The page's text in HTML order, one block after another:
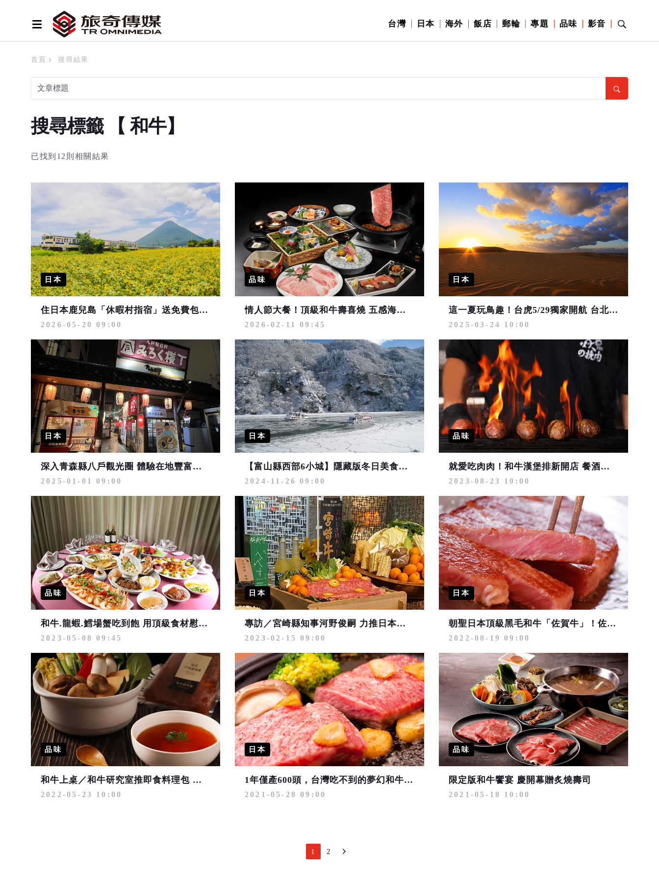
台灣 日本 海外 飯店 郵輪 專題 品味 影音
首頁 搜尋結果
搜尋標籤 【 和牛】
已找到12則相關結果
日本
住日本鹿兒島「休暇村指宿」送免費包車行程賞向日葵花海 大啖鹿兒島鰻魚與黑牛雙饗宴
2026-05-20 09:00
品味
情人節大餐！頂級和牛壽喜燒 五感海陸饗宴的浪漫時光
2026-02-11 09:45
日本
這一夏玩鳥趣！台虎5/29獨家開航 台北直飛鳥取全新航線
2025-03-24 10:00
日本
深入青森縣八戶觀光圈 體驗在地豐富魅力
2025-01-01 09:00
日本
【富山縣西部6小城】隱藏版冬日美食&雪景再發現
2024-11-26 09:00
品味
就愛吃肉肉！和牛漢堡排新開店 餐酒館「日本A5和牛角切」免費送
2023-08-23 10:00
品味
和牛.龍蝦.鱈場蟹吃到飽 用頂級食材慰勞媽咪
2023-05-08 09:45
日本
專訪／宮崎縣知事河野俊嗣 力推日本第一宮崎牛、體驗單車、高爾夫
2023-02-15 09:00
日本
朝聖日本頂級黑毛和牛「佐賀牛」！佐賀市3家必吃餐廳一次看
2022-08-19 09:00
品味
和牛上桌／和牛研究室推即食料理包 變身自煮管理美食家
2022-05-23 10:00
日本
1年僅產600頭，台灣吃不到的夢幻和牛「平戶牛」
2021-05-28 09:00
品味
限定版和牛饗宴 慶開幕贈炙燒壽司
2021-05-18 10:00
1 2